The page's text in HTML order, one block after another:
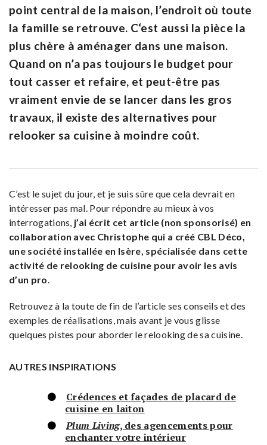
point central de la maison, l’endroit où toute
la famille se retrouve. C‘est aussi la pièce la
plus chère à aménager dans une maison.
Quand on n’a pas toujours le budget pour
tout casser et refaire, et peut-être pas
vraiment envie de se lancer dans les gros
travaux, il existe des alternatives pour
relooker sa cuisine à moindre coût.
C’est le sujet du jour, et je suis sûre que cela devrait en
intéresser pas mal. Pour répondre au mieux à vos
interrogations, j’ai écrit cet article (non sponsorisé) en
collaboration avec Christophe qui a créé CBL Déco,
une société installée en Isère, spécialisée dans cette
activité de relooking de cuisine pour avoir les avis
d’un pro.
Retrouvez à la toute de fin de l’article ses conseils et des
exemples de réalisations, mais avant je vous glisse
quelques pistes pour aborder le relooking de sa cuisine.
AUTRES INSPIRATIONS
Crédences et façades de placard de
cuisine en laiton
Plum Living, des agencements pour
enchanter votre intérieur